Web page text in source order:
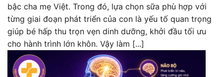
bậc cha mẹ Việt. Trong đó, lựa chọn sữa phù hợp với
từng giai đoạn phát triển của con là yếu tố quan trọng
giúp bé hấp thu trọn vẹn dinh dưỡng, khởi đầu tối ưu
cho hành trình lớn khôn. Vậy làm [...]